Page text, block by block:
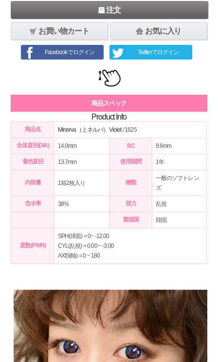
注文
お買い物カート お気に入り
Facebookでログイン Twitterでログイン
商品スペック
Product Info
商品名 Minerva（ミネルバ）Violet/ 1625
全体直径(DIA) 14.0mm BC 8.6mm
着色直径 13.7mm 使用期間 1年
内容量 1箱2枚入り 種類
一般のソフトレン
ズ
含水率 38% 視力 乱視
製造国 韓国
度数(PWR)
SPH(球面) = 0~ -12.00
CYL(乱視) = 0.00 ~ -3.00
AXIS(軸) = 0 ~ 180